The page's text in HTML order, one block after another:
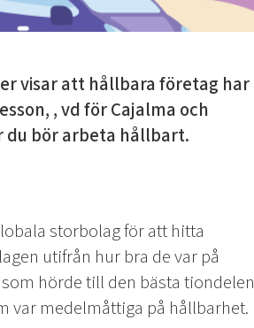
visar att hållbara företag har
, vd för Cajalma och
du bör arbeta hållbart.
storbolag för att hitta
utifrån hur bra de var på
hörde till den bästa tiondelen
var medelmåttiga på hållbarhet.